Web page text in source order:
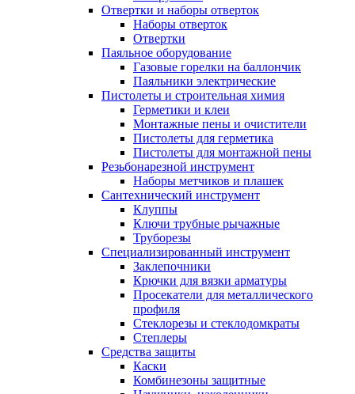
Отвертки и наборы отверток
Наборы отверток
Отвертки
Паяльное оборудование
Газовые горелки на баллончик
Паяльники электрические
Пистолеты и строительная химия
Герметики и клеи
Монтажные пены и очистители
Пистолеты для герметика
Пистолеты для монтажной пены
Резьбонарезной инструмент
Наборы метчиков и плашек
Сантехнический инструмент
Клуппы
Ключи трубные рычажные
Труборезы
Специализированный инструмент
Заклепочники
Крючки для вязки арматуры
Просекатели для металлического
профиля
Стеклорезы и стеклодомкраты
Степлеры
Средства защиты
Каски
Комбинезоны защитные